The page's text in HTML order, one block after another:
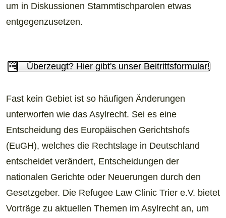
um in Diskussionen Stammtischparolen etwas
entgegenzusetzen.
Überzeugt? Hier gibt's unser Beitrittsformular!
Fast kein Gebiet ist so häufigen Änderungen
unterworfen wie das Asylrecht. Sei es eine
Entscheidung des Europäischen Gerichtshofs
(EuGH), welches die Rechtslage in Deutschland
entscheidet verändert, Entscheidungen der
nationalen Gerichte oder Neuerungen durch den
Gesetzgeber. Die Refugee Law Clinic Trier e.V. bietet
Vorträge zu aktuellen Themen im Asylrecht an, um